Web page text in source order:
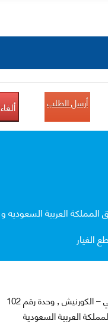
أرسل الطلب
العربية السعوديه و
الغيار